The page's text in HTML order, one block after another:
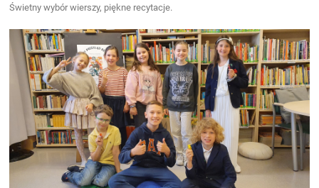
Świetny wybór wierszy, piękne recytacje.